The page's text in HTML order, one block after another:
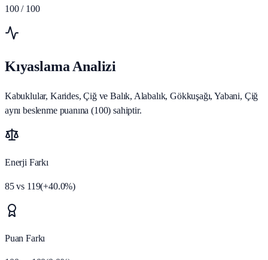
100 / 100
Kıyaslama Analizi
Kabuklular, Karides, Çiğ ve Balık, Alabalık, Gökkuşağı, Yabani, Çiğ
aynı beslenme puanına (100) sahiptir.
Enerji Farkı
85vs 119(+40.0%)
Puan Farkı